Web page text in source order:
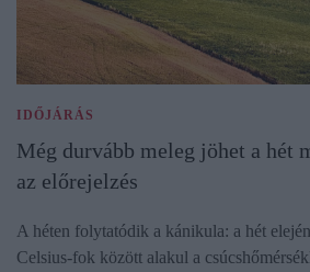
IDŐJÁRÁS
Még durvább meleg jöhet a hét
az előrejelzés
A héten folytatódik a kánikula: a hét
Celsius-fok között alakul a